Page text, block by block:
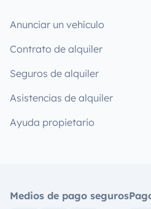
Anunciar un vehículo
Contrato de alquiler
Seguros de alquiler
Asistencias de alquiler
Ayuda propietario
Medios de pago seguros